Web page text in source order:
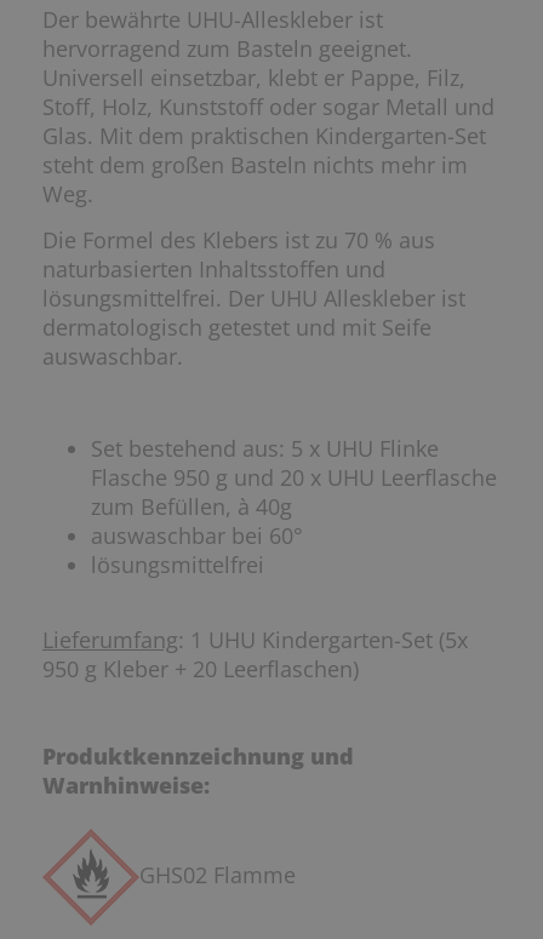
Der bewährte UHU-Alleskleber ist
hervorragend zum Basteln geeignet.
Universell einsetzbar, klebt er Pappe, Filz,
Stoff, Holz, Kunststoff oder sogar Metall und
Glas. Mit dem praktischen Kindergarten-Set
steht dem großen Basteln nichts mehr im
Weg.
Die Formel des Klebers ist zu 70 % aus
naturbasierten Inhaltsstoffen und
lösungsmittelfrei. Der UHU Alleskleber ist
dermatologisch getestet und mit Seife
auswaschbar.
Set bestehend aus: 5 x UHU Flinke
Flasche 950 g und 20 x UHU Leerflasche
zum Befüllen, à 40g
auswaschbar bei 60°
lösungsmittelfrei
Lieferumfang: 1 UHU Kindergarten-Set (5x
950 g Kleber + 20 Leerflaschen)
Produktkennzeichnung und
Warnhinweise:
GHS02 Flamme